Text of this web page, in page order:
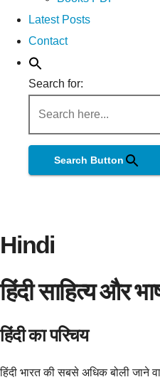
Latest Posts
Contact
Search for:
Search Button
Hindi
हिंदी साहित्य और
हिंदी का परिचय
हिंदी भारत की सबसे अधिक बोली